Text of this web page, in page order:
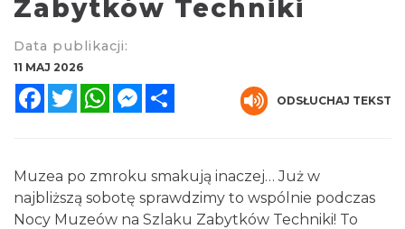
Zabytków Techniki
Data publikacji:
11 MAJ 2026
FacebookTwitterWhatsAppMessenger
ODSŁUCHAJ TEKST
Muzea po zmroku smakują inaczej… Już w
najbliższą sobotę sprawdzimy to wspólnie podczas
Nocy Muzeów na Szlaku Zabytków Techniki! To